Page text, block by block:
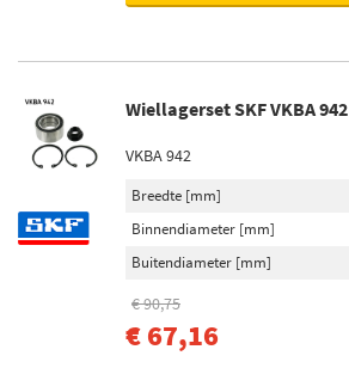
Wiellagerset SKF VKBA 942
VKBA 942
Breedte [mm]
Binnendiameter [mm]
Buitendiameter [mm]
€ 90,75
€ 67,16